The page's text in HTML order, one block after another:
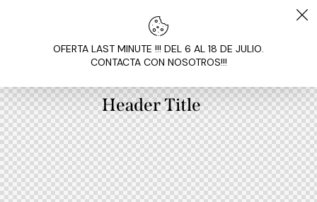
Header Title
OFERTA LAST MINUTE !!! DEL 6 AL 18 DE JULIO.
CONTACTA CON NOSOTROS!!!